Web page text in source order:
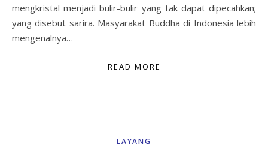
mengkristal menjadi bulir-bulir yang tak dapat dipecahkan;
yang disebut sarira. Masyarakat Buddha di Indonesia lebih
mengenalnya…
READ MORE
LAYANG